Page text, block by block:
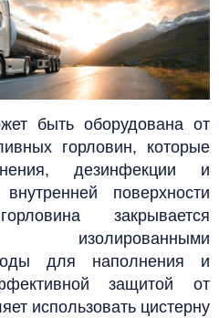
быть оборудована от
горловин, которые
дезинфекции и
поверхности
закрывается
для наполнения и
защитой от
использовать цистерну